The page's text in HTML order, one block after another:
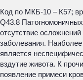
Код по МКБ-10 – К57;
Q43.8
отсутствие
заболевания.
является
вздутие живота. К
появление примеси